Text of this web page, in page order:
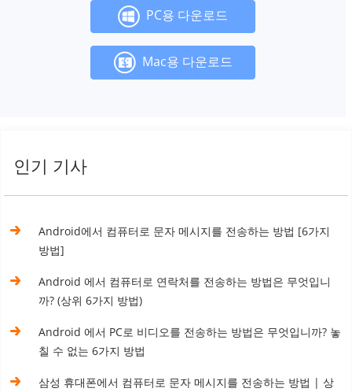
PC용 다운로드
Mac용 다운로드
인기 기사
Android에서 컴퓨터로 문자 메시지를 전송하는 방법 [6가지
방법]
Android 에서 컴퓨터로 연락처를 전송하는 방법은 무엇입니
까? (상위 6가지 방법)
Android 에서 PC로 비디오를 전송하는 방법은 무엇입니까? 놓
칠 수 없는 6가지 방법
삼성 휴대폰에서 컴퓨터로 문자 메시지를 전송하는 방법 | 상